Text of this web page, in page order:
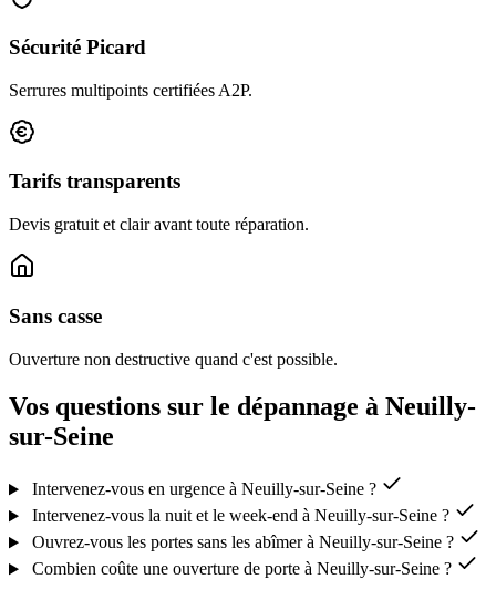
Sécurité Picard
Serrures multipoints certifiées A2P.
Tarifs transparents
Devis gratuit et clair avant toute réparation.
Sans casse
Ouverture non destructive quand c'est possible.
Vos questions sur le dépannage à Neuilly-
sur-Seine
Intervenez-vous en urgence à Neuilly-sur-Seine ?
Intervenez-vous la nuit et le week-end à Neuilly-sur-Seine ?
Ouvrez-vous les portes sans les abîmer à Neuilly-sur-Seine ?
Combien coûte une ouverture de porte à Neuilly-sur-Seine ?